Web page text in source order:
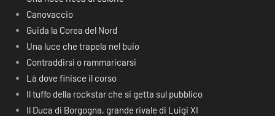
Canovaccio
Guida la Corea del Nord
Una luce che trapela nel buio
Contraddirsi o rammaricarsi
Là dove finisce il corso
Il tuffo della rockstar che si getta sul pubblico
Il Duca di Borgogna, grande rivale di Luigi XI